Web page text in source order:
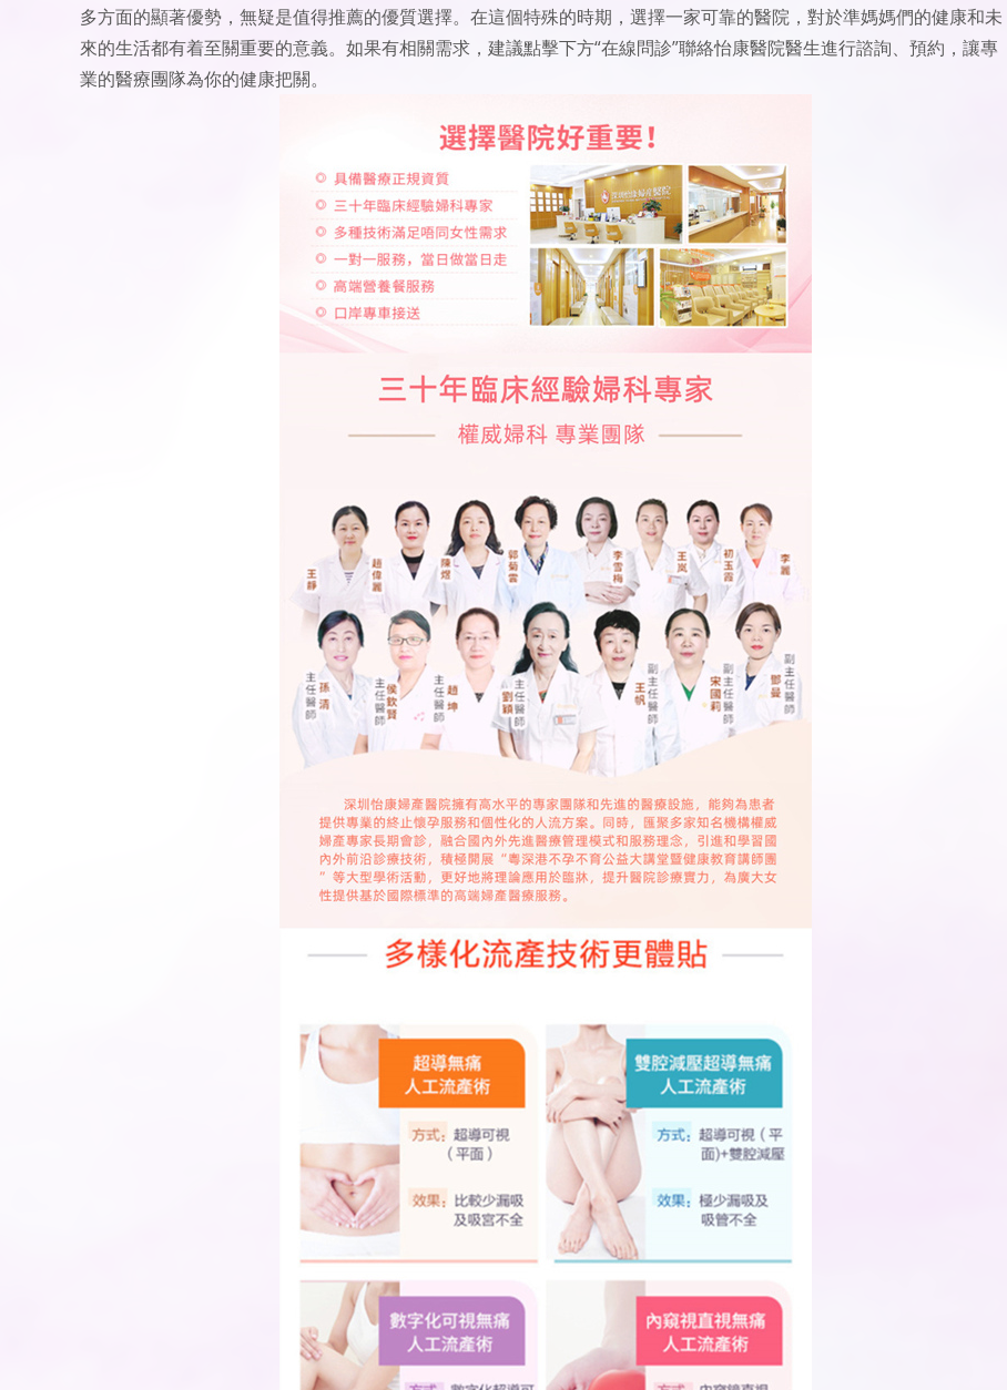
多方面的顯著優勢，無疑是值得推薦的優質選擇。在這個特殊的時期，選擇一家可靠的醫院，對於準媽媽們的健康和未
來的生活都有着至關重要的意義。如果有相關需求，建議點擊下方“在線問診”聯絡怡康醫院醫生進行諮詢、預約，讓專
業的醫療團隊為你的健康把關。